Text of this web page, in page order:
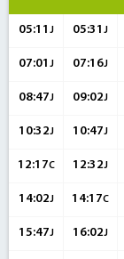
05:11 J 05:31 J
07:01 J 07:16J
08:47J 09:02J
10:32J 10:47J
12:17C 12:32J
14:02J 14:17C
15:47J 16:02J